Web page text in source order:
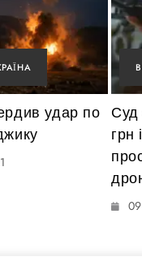
удар по
Суд
грн